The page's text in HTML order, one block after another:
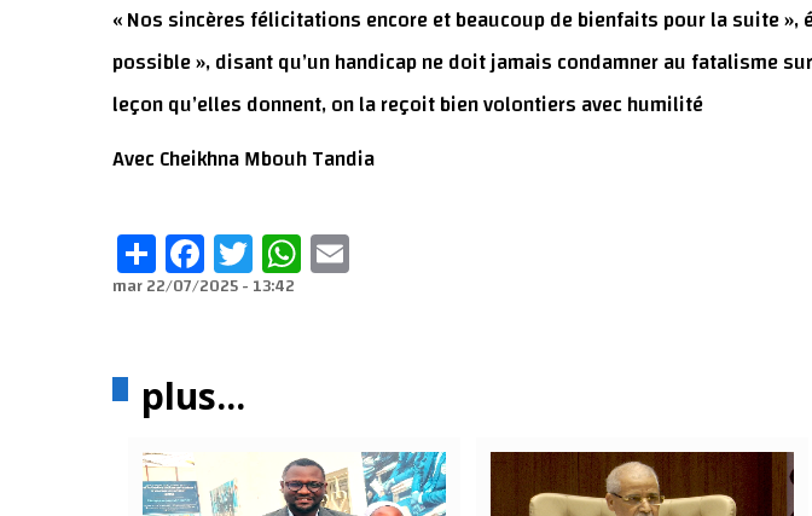
« Nos sincères félicitations encore et beaucoup de bienfaits pour la suite
possible », disant qu’un handicap ne doit jamais condamner au fatalisme
leçon qu’elles donnent, on la reçoit bien volontiers avec humilité
Avec Cheikhna Mbouh Tandia
ShareFacebook
TwitterWhatsApp
mar 22/07/2025 - 13:42
plus...